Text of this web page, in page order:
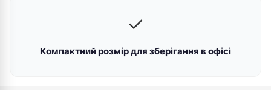
✓
Компактний розмір для зберігання в офісі